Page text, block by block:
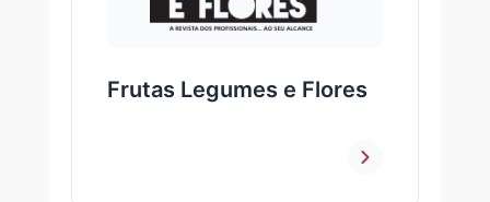
Frutas Legumes e Flores